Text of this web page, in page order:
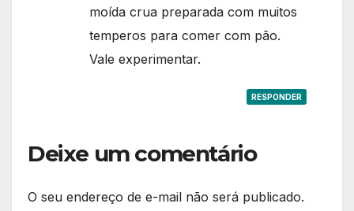
moída crua preparada com muitos
temperos para comer com pão.
Vale experimentar.
RESPONDER
Deixe um comentário
O seu endereço de e-mail não será publicado.